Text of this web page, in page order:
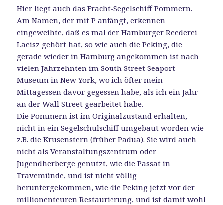
Hier liegt auch das Fracht-Segelschiff Pommern.
Am Namen, der mit P anfängt, erkennen
eingeweihte, daß es mal der Hamburger Reederei
Laeisz gehört hat, so wie auch die Peking, die
gerade wieder in Hamburg angekommen ist nach
vielen Jahrzehnten im South Street Seaport
Museum in New York, wo ich öfter mein
Mittagessen davor gegessen habe, als ich ein Jahr
an der Wall Street gearbeitet habe.
Die Pommern ist im Originalzustand erhalten,
nicht in ein Segelschulschiff umgebaut worden wie
z.B. die Krusenstern (früher Padua). Sie wird auch
nicht als Veranstaltungszentrum oder
Jugendherberge genutzt, wie die Passat in
Travemünde, und ist nicht völlig
heruntergekommen, wie die Peking jetzt vor der
millionenteuren Restaurierung, und ist damit wohl